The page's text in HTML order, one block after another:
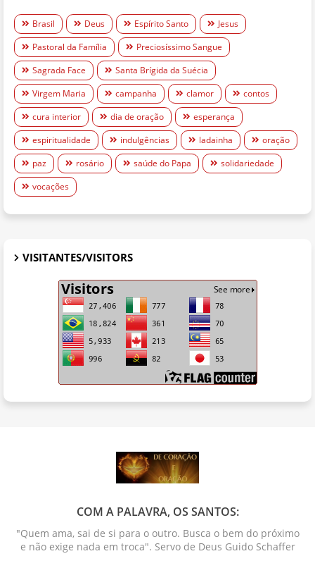
Brasil Deus Espírito Santo
Jesus
Pastoral da Família
Preciosíssimo Sangue
Sagrada Face
Santa Brígida da Suécia
Virgem Maria
campanha clamor
contos
cura interior
dia de oração
esperança
espiritualidade
indulgências ladainha
oração
paz
rosário saúde do Papa
solidariedade
vocações
VISITANTES/VISITORS
COM A PALAVRA, OS SANTOS:
"Quem ama, sai de si para o outro. Busca o bem do próximo
e não exige nada em troca". Servo de Deus Guido Schaffer